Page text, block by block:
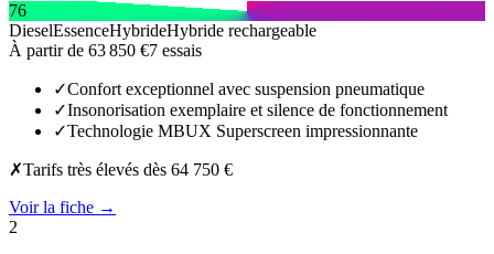
76
DieselEssenceHybrideHybride rechargeable
À partir de 63 850 €7 essais
✓Confort exceptionnel avec suspension pneumatique
✓Insonorisation exemplaire et silence de fonctionnement
✓Technologie MBUX Superscreen impressionnante
✗Tarifs très élevés dès 64 750 €
Voir la fiche →
2